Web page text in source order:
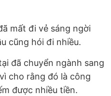
mất đi vẻ sáng ngời
cũng hói đi nhiều.
đã chuyển ngành sang
cho rằng đó là công
được nhiều tiền.